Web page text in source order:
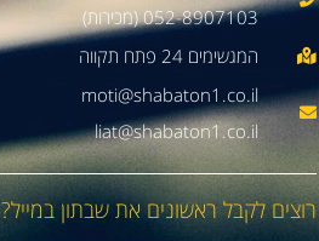
052-8907103 (מכירות)
moti@shabaton1.co.il
liat@shabaton1.co.il
רוצים לקבל ראשונים את שבתון במייל?